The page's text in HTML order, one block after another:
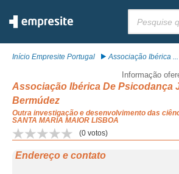
Início Empresite Portugal Associação Ibérica ...
Informação
Associação Ibérica De Psicodança
Bermúdez
Outra investigação e desenvolvimento das
SANTA MARIA MAIOR LISBOA
(0 votos)
Endereço e contato